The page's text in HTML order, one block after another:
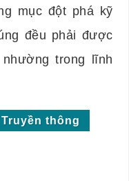
mục đột phá kỹ
đều phải được
trong lĩnh
thông